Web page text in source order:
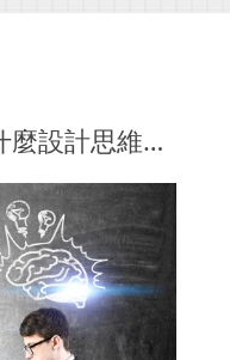
什麼是設計思維？為什麼設計思維很重要？